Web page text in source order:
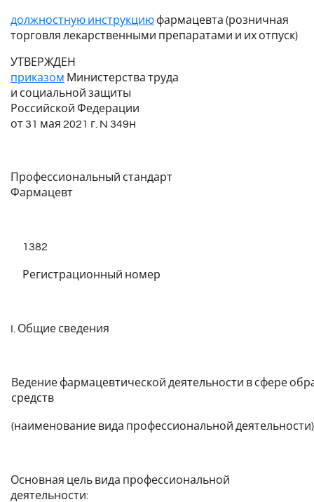
должностную инструкцию фармацевта (розничная
торговля лекарственными препаратами и их отпуск)
УТВЕРЖДЕН
приказом Министерства труда
и социальной защиты
Российской Федерации
от 31 мая 2021 г. N 349н
Профессиональный стандарт
Фармацевт
1382
Регистрационный номер
I. Общие сведения
Ведение фармацевтической деятельности в сфере
средств
(наименование вида профессиональной деятельности)
Основная цель вида профессиональной
деятельности: